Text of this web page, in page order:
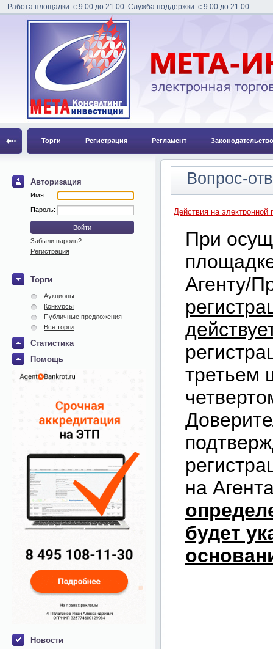
Работа площадки: с 9:00 до 21:00. Служба поддержки: с 9:00 до 21:00.
Торги Регистрация Регламент Законодательство
Авторизация
Имя:
Пароль:
Забыли пароль?
Регистрация
Торги
Аукционы
Конкурсы
Публичные предложения
Все торги
Статистика
Помощь
Новости
Вопрос-
Действия на
При
Агенту/
третьем
на
будет